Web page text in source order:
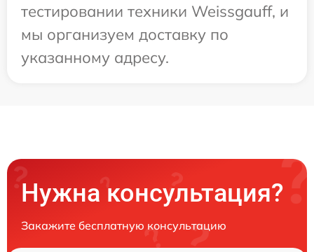
тестировании техники Weissgauff, и
мы организуем доставку по
указанному адресу.
Нужна консультация?
Закажите бесплатную консультацию